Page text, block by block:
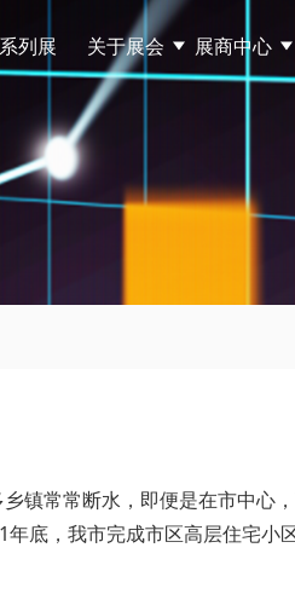
列展 关于展会 展商中心
镇常常断水，即便是在市中心
底，我市完成市区高层住宅小